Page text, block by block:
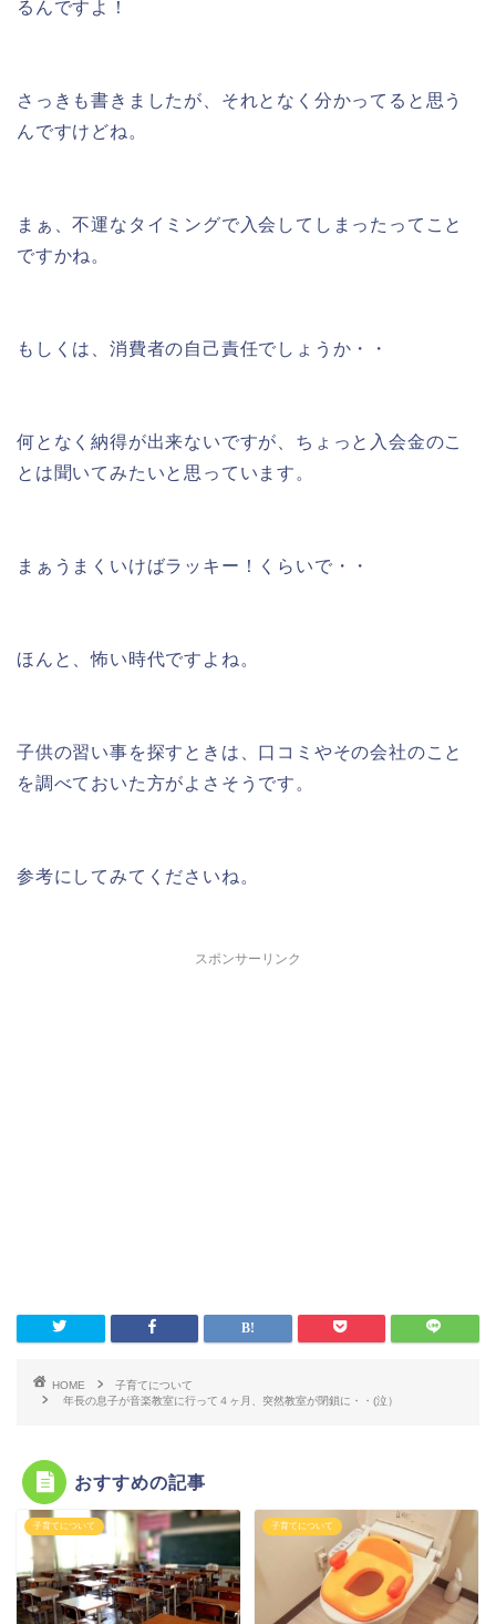
るんですよ！
さっきも書きましたが、それとなく分かってると思う
んですけどね。
まぁ、不運なタイミングで入会してしまったってこと
ですかね。
もしくは、消費者の自己責任でしょうか・・
何となく納得が出来ないですが、ちょっと入会金のこ
とは聞いてみたいと思っています。
まぁうまくいけばラッキー！くらいで・・
ほんと、怖い時代ですよね。
子供の習い事を探すときは、口コミやその会社のこと
を調べておいた方がよさそうです。
参考にしてみてくださいね。
スポンサーリンク
HOME
子育てについて
年長の息子が音楽教室に行って４ヶ月、突然教室が閉鎖に・・(泣）
おすすめの記事
子育てについて 子育てについて